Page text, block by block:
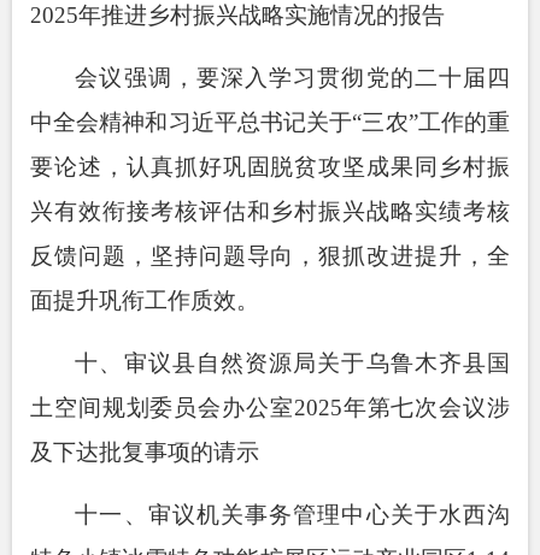
2025年推进乡村振兴战略实施情况的报告
会议强调，要深入学习贯彻党的二十届四
中全会精神和习近平总书记关于“三农”工作的重
要论述，认真抓好巩固脱贫攻坚成果同乡村振
兴有效衔接考核评估和乡村振兴战略实绩考核
反馈问题，坚持问题导向，狠抓改进提升，全
面提升巩衔工作质效。
十、审议县自然资源局关于乌鲁木齐县国
土空间规划委员会办公室2025年第七次会议涉
及下达批复事项的请示
十一、审议机关事务管理中心关于水西沟